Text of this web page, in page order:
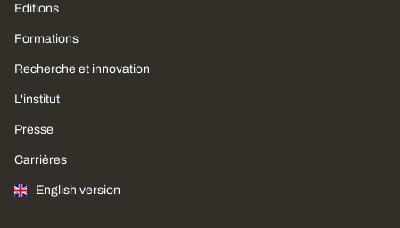
Editions
Formations
Recherche et innovation
L'institut
Presse
Carrières
English version